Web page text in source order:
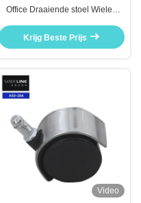
Office Draaiende stoel Wielen
Zwarte katrol Cardan Wiel
Krijg Beste Prijs
Video